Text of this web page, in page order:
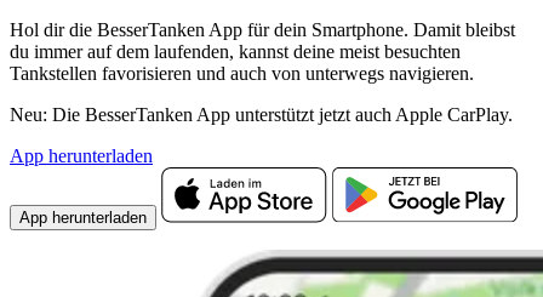
Hol dir die BesserTanken App für dein Smartphone. Damit bleibst
du immer auf dem laufenden, kannst deine meist besuchten
Tankstellen favorisieren und auch von unterwegs navigieren.
Neu: Die BesserTanken App unterstützt jetzt auch Apple CarPlay.
App herunterladen
App herunterladen